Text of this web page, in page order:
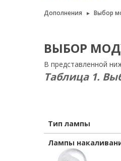
Дополнения Выбор
ВЫБОР
В представленной
Таблица 1.
Тип лампы
Лампы